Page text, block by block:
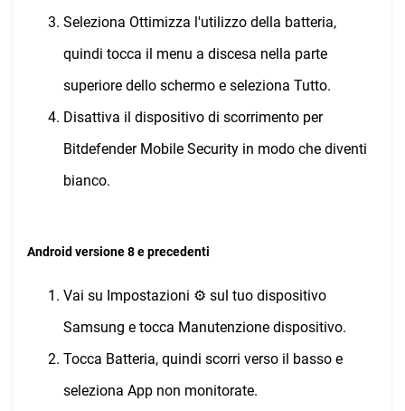
Seleziona Ottimizza l'utilizzo della batteria,
quindi tocca il menu a discesa nella parte
superiore dello schermo e seleziona Tutto.
Disattiva il dispositivo di scorrimento per
Bitdefender Mobile Security in modo che diventi
bianco.
Android versione 8 e precedenti
Vai su Impostazioni ⚙︎ sul tuo dispositivo
Samsung e tocca Manutenzione dispositivo.
Tocca Batteria, quindi scorri verso il basso e
seleziona App non monitorate.